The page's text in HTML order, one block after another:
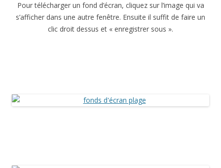
Pour télécharger un fond d’écran, cliquez sur l’image qui va
s’afficher dans une autre fenêtre. Ensuite il suffit de faire un
clic droit dessus et « enregistrer sous ».